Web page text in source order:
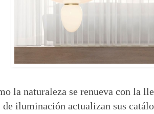
la naturaleza se renueva con la
de iluminación actualizan sus